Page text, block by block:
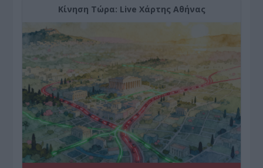
Κίνηση Τώρα: Live Χάρτης Αθήνας